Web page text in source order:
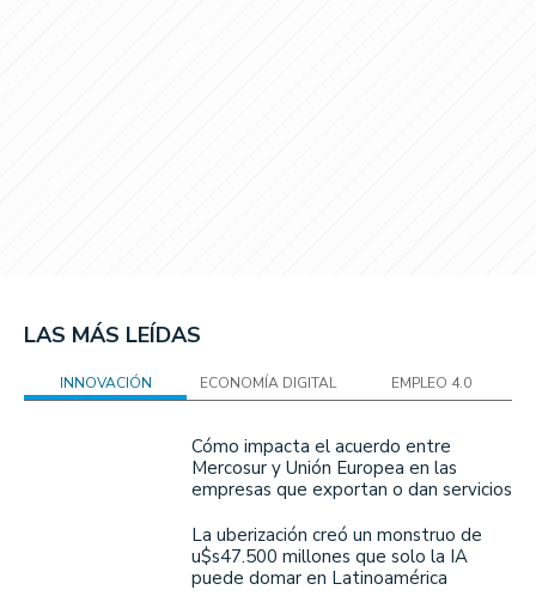
LAS MÁS LEÍDAS
INNOVACIÓN ECONOMÍA DIGITAL EMPLEO 4.0
Cómo impacta el acuerdo entre
Mercosur y Unión Europea en las
empresas que exportan o dan servicios
La uberización creó un monstruo de
u$s47.500 millones que solo la IA
puede domar en Latinoamérica